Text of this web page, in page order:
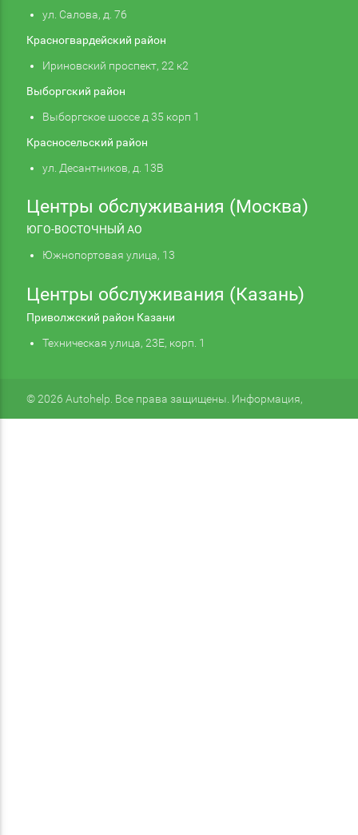
ул. Салова, д. 76
Красногвардейский район
Ириновский проспект, 22 к2
Выборгский район
Выборгское шоссе д 35 корп 1
Красносельский район
ул. Десантников, д. 13В
Центры обслуживания (Москва)
ЮГО-ВОСТОЧНЫЙ АО
Южнопортовая улица, 13
Центры обслуживания (Казань)
Приволжский район Казани
Техническая улица, 23Е, корп. 1
© 2026 Autohelp. Все права защищены. Информация,